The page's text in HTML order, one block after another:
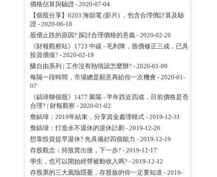
價格估算與驗證- 2020-07-04
【個股分享】6203 海韻電 (影片) ，包含合理價計算及驗
證- 2020-06-18
股價止跌的原因? 探討合理價格的意義- 2020-02-20
《財報觀察站》1723 中碳 - 毛利降，股價修正三成，已具
投資價值?- 2020-02-19
釀自由系列 | 工作沒有熱情該怎麼辦?- 2020-01-09
每隔一段時間，市場總是願意再給你一次機會 - 2020-01-
07
《鎬瑋聊個股》1477 聚陽 - 半年跌近四成，目前價格是否
合理? | 財報觀察 - 2020-01-02
詹鎬瑋：2019年結束，分享資金處理模式- 2019-12-31
詹鎬瑋：打造永不退休的退休計劃 - 2019-12-26
想靠投資提早退休? 先具備好四個能力 - 2019-12-19
存股觀念：持股賣出後，下一步?- 2019-12-17
學生，也可以開始經營被動收入嗎?- 2019-12-12
存股票的三大風險隱憂，存股族的你一定要知道 - 2019-